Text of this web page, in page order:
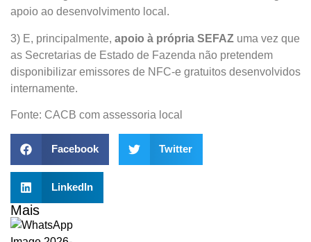
apoio ao desenvolvimento local.
3) E, principalmente, apoio à própria SEFAZ uma vez que
as Secretarias de Estado de Fazenda não pretendem
disponibilizar emissores de NFC-e gratuitos desenvolvidos
internamente.
Fonte: CACB com assessoria local
Facebook Twitter
LinkedIn
Mais